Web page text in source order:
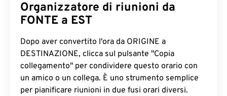
Organizzatore di riunioni da
FONTE a EST
Dopo aver convertito l'ora da ORIGINE a
DESTINAZIONE, clicca sul pulsante "Copia
collegamento" per condividere questo orario con
un amico o un collega. È uno strumento semplice
per pianificare riunioni in due fusi orari diversi.